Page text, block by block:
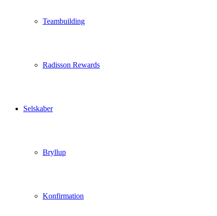
Teambuilding
Radisson Rewards
Selskaber
Bryllup
Konfirmation